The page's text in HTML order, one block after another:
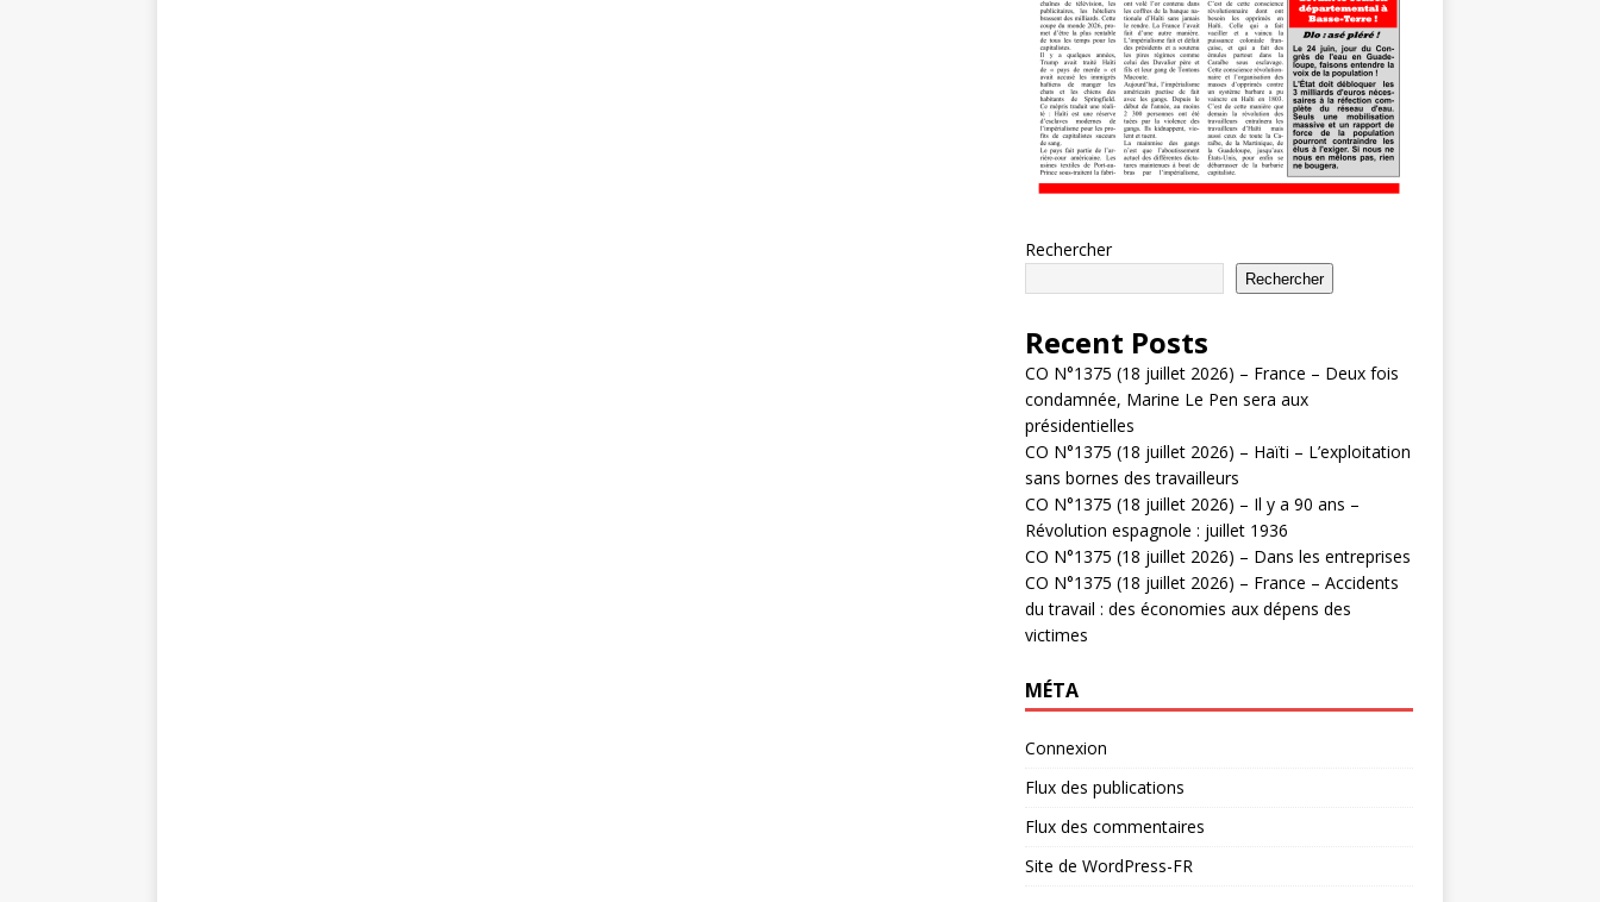
Rechercher
Rechercher
Recent Posts
CO N°1375 (18 juillet 2026) – France – Deux fois
condamnée, Marine Le Pen sera aux
présidentielles
CO N°1375 (18 juillet 2026) – Haïti – L’exploitation
sans bornes des travailleurs
CO N°1375 (18 juillet 2026) – Il y a 90 ans –
Révolution espagnole : juillet 1936
CO N°1375 (18 juillet 2026) – Dans les entreprises
CO N°1375 (18 juillet 2026) – France – Accidents
du travail : des économies aux dépens des
victimes
MÉTA
Connexion
Flux des publications
Flux des commentaires
Site de WordPress-FR